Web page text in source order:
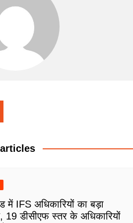
में IFS अधिकारियों का बड़ा
19 डीसीएफ स्तर के अधिकारियों